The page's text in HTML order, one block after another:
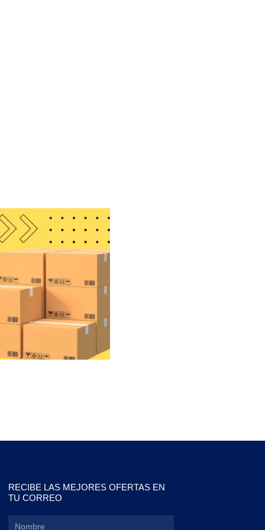
RECIBE LAS MEJORES OFERTAS EN
TU CORREO